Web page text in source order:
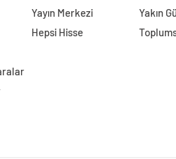
Yayın Merkezi
Hepsi Hisse
Yakın